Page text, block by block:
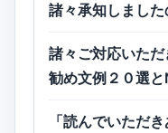
諸々承知しまし
諸々ご対応いた
勧め文例２０選と
「読んでいただ